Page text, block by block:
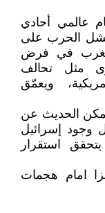
عالمي أحادي
الحرب على
الغرب في فرض
مثل تحالف
ويعمّق
يمكن الحديث عن
إسرائيل
استقرار
امام هجمات